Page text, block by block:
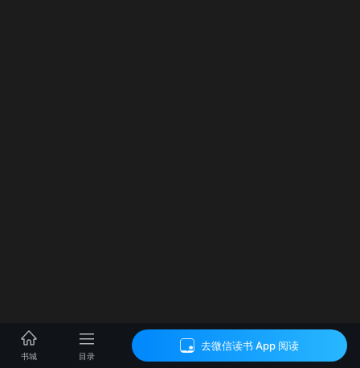
书城 目录
去微信读书 App 阅读